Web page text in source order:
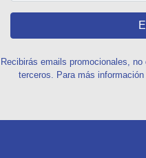
Recibirás emails promocionales,
terceros. Para más